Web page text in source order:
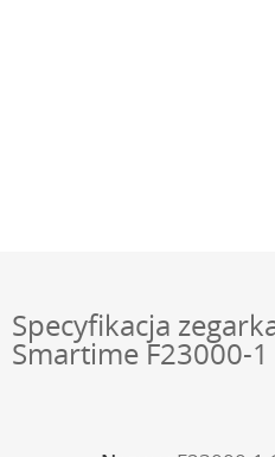
Specyfikacja
Smartime F23000-